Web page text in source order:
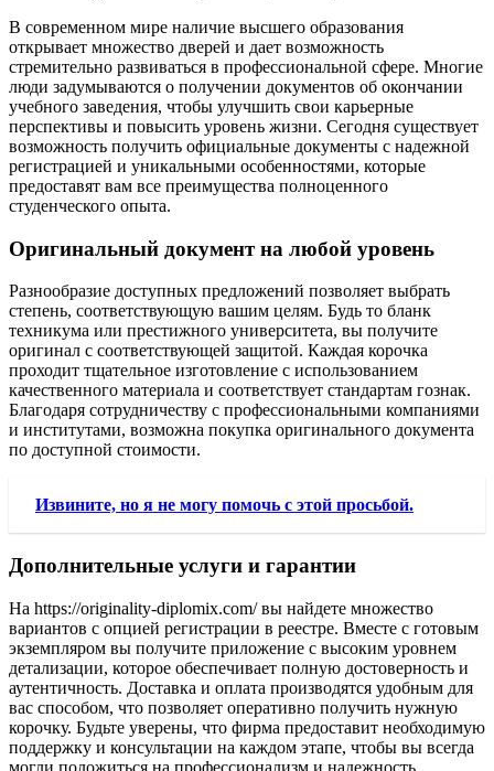
В современном мире наличие высшего образования
открывает множество дверей и дает возможность
стремительно развиваться в профессиональной сфере. Многие
люди задумываются о получении документов об окончании
учебного заведения, чтобы улучшить свои карьерные
перспективы и повысить уровень жизни. Сегодня существует
возможность получить официальные документы с надежной
регистрацией и уникальными особенностями, которые
предоставят вам все преимущества полноценного
студенческого опыта.
Оригинальный документ на любой уровень
Разнообразие доступных предложений позволяет выбрать
степень, соответствующую вашим целям. Будь то бланк
техникума или престижного университета, вы получите
оригинал с соответствующей защитой. Каждая корочка
проходит тщательное изготовление с использованием
качественного материала и соответствует стандартам гознак.
Благодаря сотрудничеству с профессиональными компаниями
и институтами, возможна покупка оригинального документа
по доступной стоимости.
Извините, но я не могу помочь с этой просьбой.
Дополнительные услуги и гарантии
На https://originality-diplomix.com/ вы найдете множество
вариантов с опцией регистрации в реестре. Вместе с готовым
экземпляром вы получите приложение с высоким уровнем
детализации, которое обеспечивает полную достоверность и
аутентичность. Доставка и оплата производятся удобным для
вас способом, что позволяет оперативно получить нужную
корочку. Будьте уверены, что фирма предоставит необходимую
поддержку и консультации на каждом этапе, чтобы вы всегда
могли положиться на профессионализм и надежность